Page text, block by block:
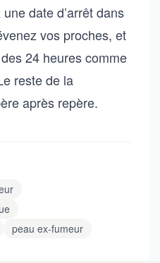
date d’arrêt dans
vos proches, et
24 heures comme
reste de la
après repère.
peau ex-fumeur